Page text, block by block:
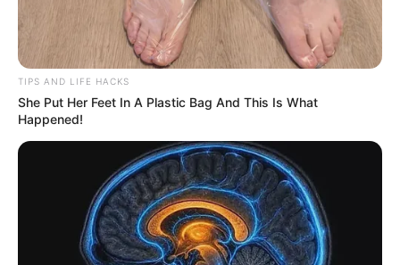
TIPS AND LIFE HACKS
She Put Her Feet In A Plastic Bag And This Is What
Happened!